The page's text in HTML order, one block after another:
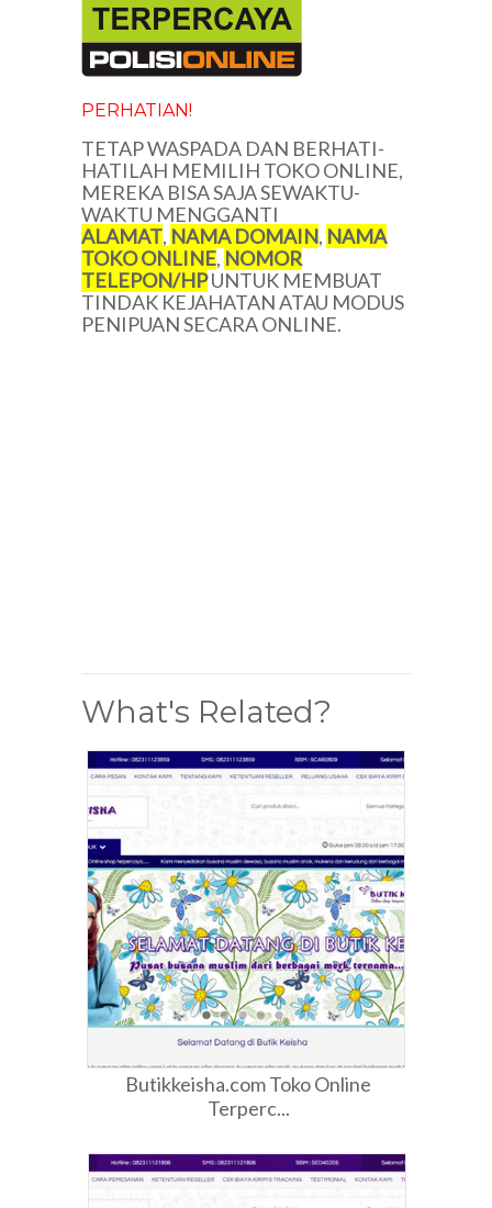
PERHATIAN!
TETAP WASPADA DAN BERHATI-
HATILAH MEMILIH TOKO ONLINE,
MEREKA BISA SAJA SEWAKTU-
WAKTU MENGGANTI
ALAMAT, NAMA DOMAIN, NAMA
TOKO ONLINE, NOMOR
TELEPON/HPUNTUK MEMBUAT
TINDAK KEJAHATAN ATAU MODUS
PENIPUAN SECARA ONLINE.
What's Related?
Butikkeisha.com Toko Online
Terperc...